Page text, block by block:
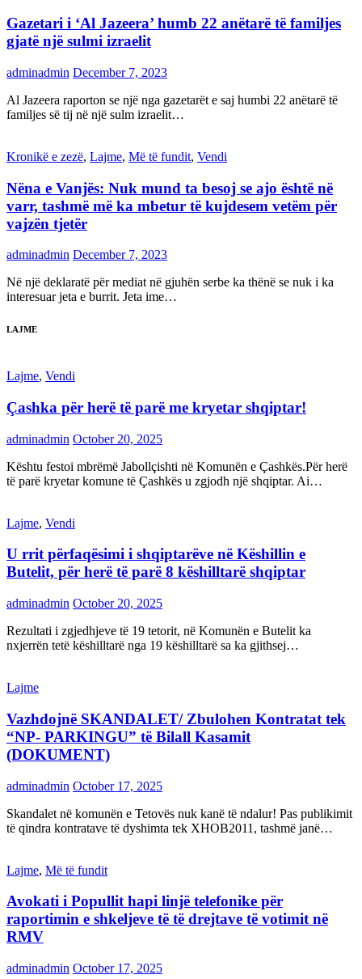
Gazetari i ‘Al Jazeera’ humb 22 anëtarë të familjes
gjatë një sulmi izraelit
adminadmin December 7, 2023
Al Jazeera raporton se një nga gazetarët e saj humbi 22 anëtarë të
familjes së tij në një sulm izraelit…
Kronikë e zezë, Lajme, Më të fundit, Vendi
Nëna e Vanjës: Nuk mund ta besoj se ajo është në
varr, tashmë më ka mbetur të kujdesem vetëm për
vajzën tjetër
adminadmin December 7, 2023
Në një deklaratë për mediat në gjuhën serbe ka thënë se nuk i ka
interesuar jeta e burrit. Jeta ime…
LAJME
Lajme, Vendi
Çashka për herë të parë me kryetar shqiptar!
adminadmin October 20, 2025
Kështu festoi mbrëmë Jabollçishti në Komunën e Çashkës.Për herë
të parë kryetar komune të Çashkës u zgjodh një shqiptar. Ai…
Lajme, Vendi
U rrit përfaqësimi i shqiptarëve në Këshillin e
Butelit, për herë të parë 8 këshilltarë shqiptar
adminadmin October 20, 2025
Rezultati i zgjedhjeve të 19 tetorit, në Komunën e Butelit ka
nxjerrën tetë këshilltarë nga 19 këshilltarë sa ka gjithsej…
Lajme
Vazhdojnë SKANDALET/ Zbulohen Kontratat tek
“NP- PARKINGU” të Bilall Kasamit
(DOKUMENT)
adminadmin October 17, 2025
Skandalet në komunën e Tetovës nuk kanë të ndalur! Pas publikimit
të qindra kontratave të dyshimta tek XHOB2011, tashmë janë…
Lajme, Më të fundit
Avokati i Popullit hapi linjë telefonike për
raportimin e shkeljeve të të drejtave të votimit në
RMV
adminadmin October 17, 2025